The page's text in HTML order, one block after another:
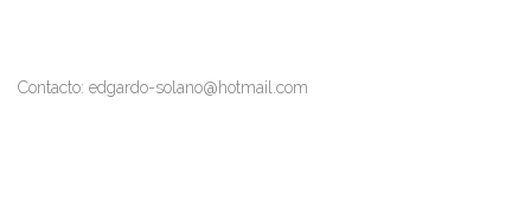
Contacto: edgardo-solano@hotmail.com